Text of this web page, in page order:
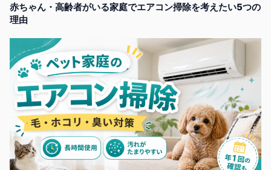
赤ちゃん・高齢者がいる家庭でエアコン掃除を考えたい5つの
理由